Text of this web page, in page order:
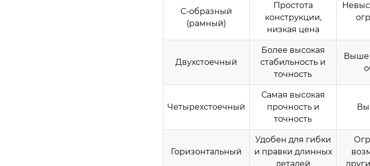
С-образный
(рамный)
Простота
конструкции,
низкая цена
Двухстоечный
Более высокая
стабильность и
точность
Выше
Четырехстоечный
Самая высокая
прочность и
точность
Горизонтальный
Удобен для гибки
и правки длинных
деталей